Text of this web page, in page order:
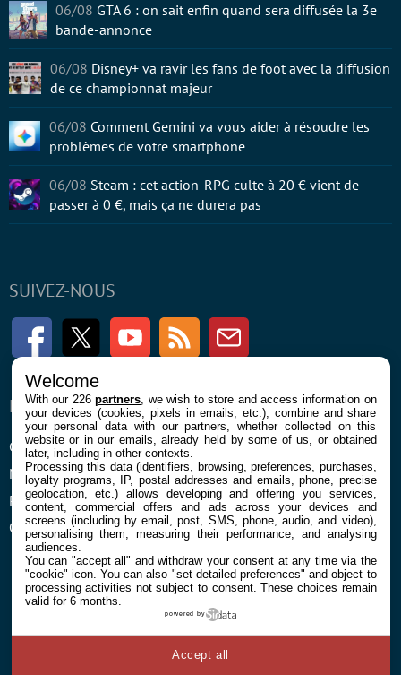
SUIVEZ-NOUS
FacebookTwitter Youtube RSS Newsletter
ENTREPRISE
Confidentialité et Cookies
Mentions légales et CGU
Préférences Cookies
Qui sommes nous
À PROPOS
Contact
06/08 GTA 6 : on sait enfin quand sera diffusée la 3e
bande-annonce
06/08 Disney+ va ravir les fans de foot avec la diffusion
de ce championnat majeur
06/08 Comment Gemini va vous aider à résoudre les
problèmes de votre smartphone
06/08 Steam : cet action-RPG culte à 20 € vient de
passer à 0 €, mais ça ne durera pas
Welcome
With our 226partners , we wish to store and access information on
your devices (cookies, pixels in emails, etc.), combine and share
your personal data with our partners, whether collected on this
website or in our emails, already held by some of us, or obtained
later, including in other contexts.
Processing this data (identifiers, browsing, preferences, purchases,
loyalty programs, IP, postal addresses and emails, phone, precise
geolocation, etc.) allows developing and offering you services,
content, commercial offers and ads across your devices and
screens (including by email, post, SMS, phone, audio, and video),
personalising them, measuring their performance, and analysing
audiences.
You can "accept all" and withdraw your consent at any time via the
"cookie" icon. You can also "set detailed preferences" and object to
processing activities not subject to consent. These choices remain
valid for 6 months.
powered by
Accept all